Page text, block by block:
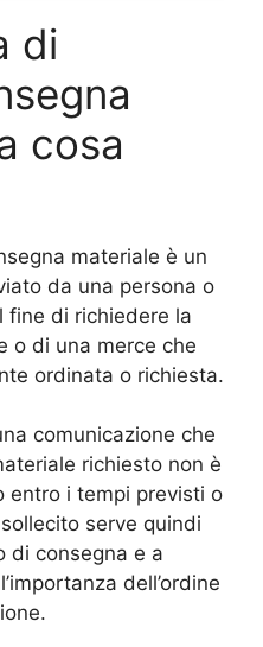
di
cosa
materiale è un
da una persona o
fine di richiedere la
o di una merce che
ordinata o richiesta.
comunicazione che
richiesto non è
entro i tempi previsti o
serve quindi
di consegna e a
dell’ordine